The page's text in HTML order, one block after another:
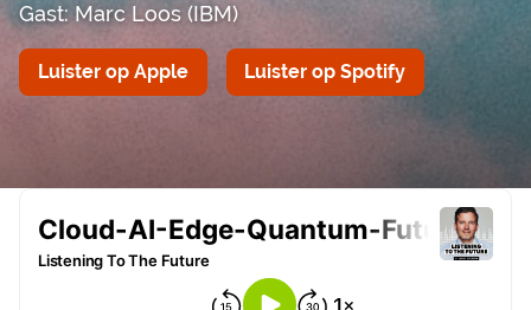
Gast: Marc Loos (IBM)
Luister op Apple Luister op Spotify